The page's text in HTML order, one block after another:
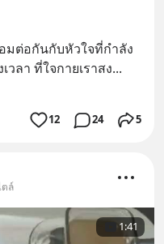
มต่อกันกับหัวใจที่กำลัง
ลา ที่ใจกายเราสง...
12 24 5
ตล์
1:41